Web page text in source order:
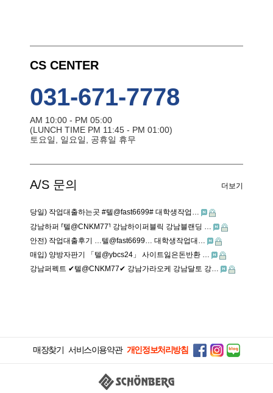
CS CENTER
031-671-7778
AM 10:00 - PM 05:00
(LUNCH TIME PM 11:45 - PM 01:00)
토요일, 일요일, 공휴일 휴무
A/S 문의
당일) 작업대출하는곳 #텔@fast6699# 대학생작업…
강남하퍼 ⸢텔@CNKM77⸣ 강남하이퍼블릭 강남블랜딩 …
안전) 작업대출후기 …텔@fast6699… 대학생작업대…
매입) 양방자판기 「텔@ybcs24」 사이트잃은돈반환 …
강남퍼펙트 ✔텔@CNKM77✔ 강남가라오케 강남달토 강…
더보기
매장찾기 서비스이용약관 개인정보처리방침